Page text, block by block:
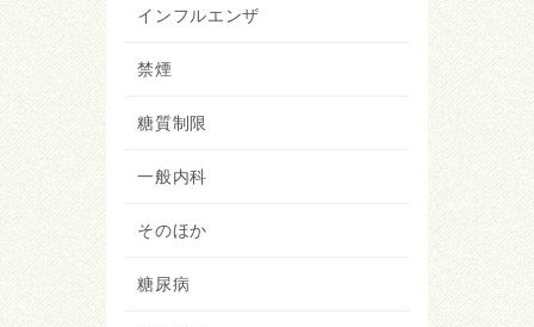
インフルエンザ
禁煙
糖質制限
一般内科
そのほか
糖尿病